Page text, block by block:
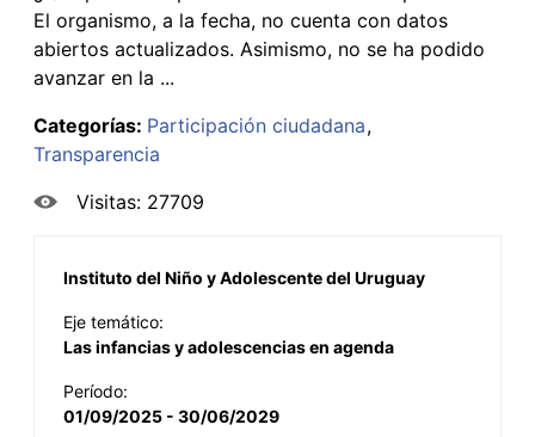
El organismo, a la fecha, no cuenta con datos
abiertos actualizados. Asimismo, no se ha podido
avanzar en la ...
Categorías: Participación ciudadana
Transparencia
Visitas: 27709
Instituto del Niño y Adolescente del Uruguay
Eje temático:
Las infancias y adolescencias en agenda
Período:
01/09/2025 - 30/06/2029